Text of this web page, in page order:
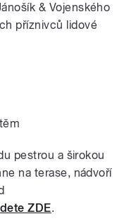
& Vojenského
příznivců lidové
pestrou a širokou
na terase, nádvoří
ZDE.